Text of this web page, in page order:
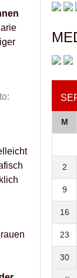
M
2
9
16
23
30